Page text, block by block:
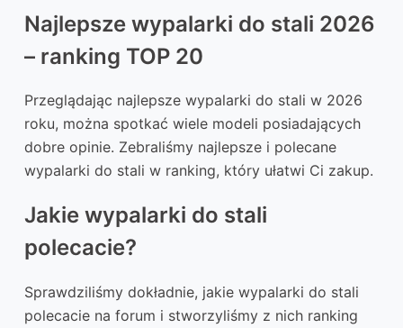
Najlepsze wypalarki do stali 2026
– ranking TOP 20
Przeglądając najlepsze wypalarki do stali w 2026
roku, można spotkać wiele modeli posiadających
dobre opinie. Zebraliśmy najlepsze i polecane
wypalarki do stali w ranking, który ułatwi Ci zakup.
Jakie wypalarki do stali
polecacie?
Sprawdziliśmy dokładnie, jakie wypalarki do stali
polecacie na forum i stworzyliśmy z nich ranking